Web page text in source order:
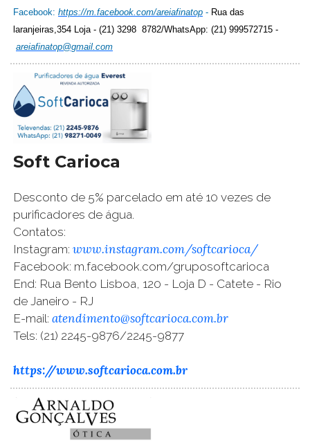
Facebook: https://m.facebook.com/areiafinatop - Rua das
laranjeiras,354 Loja - (21) 3298 8782/WhatsApp: (21) 999572715 -
areiafinatop@gmail.com
Soft Carioca
Desconto de 5% parcelado em até 10 vezes de
purificadores de água.
Contatos:
Instagram: www.instagram.com/softcarioca/
Facebook: m.facebook.com/gruposoftcarioca
End: Rua Bento Lisboa, 120 - Loja D - Catete - Rio
de Janeiro - RJ
E-mail: atendimento@softcarioca.com.br
Tels: (21) 2245-9876/2245-9877
https://www.softcarioca.com.br